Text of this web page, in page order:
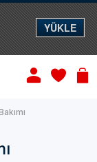
YÜKLE